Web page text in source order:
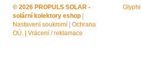
© 2026 PROPULS SOLAR -
solární kolektory eshop
Nastavení soukromí
Ochrana
OÚ.
Vrácení / reklamace